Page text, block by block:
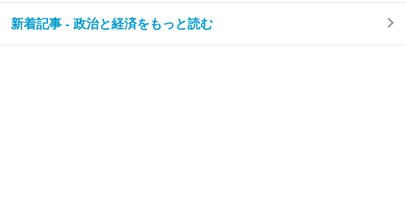
新着記事 - 政治と経済をもっと読む